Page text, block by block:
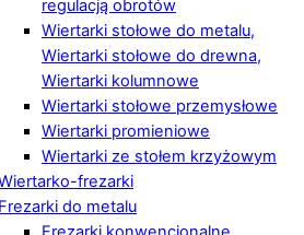
regulacją obrotów
Wiertarki stołowe do metalu,
Wiertarki stołowe do drewna,
Wiertarki kolumnowe
Wiertarki stołowe przemysłowe
Wiertarki promieniowe
Wiertarki ze stołem krzyżowym
frezarki
Frezarki do metalu